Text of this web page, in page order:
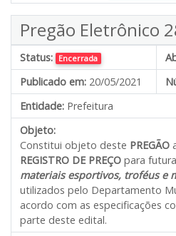
Pregão Eletrônico
Status: Encerrada
Publicado em: 20/05/2021
Entidade: Prefeitura
Objeto:
Constitui objeto deste PREGÃO
REGISTRO DE PREÇO para
materiais esportivos, troféus e
utilizados pelo Departamento
acordo com as especificações
parte deste edital.